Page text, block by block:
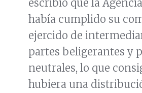
escribió que la
había cumplido su
ejercido de
partes beligerantes y
neutrales, lo que
hubiera una